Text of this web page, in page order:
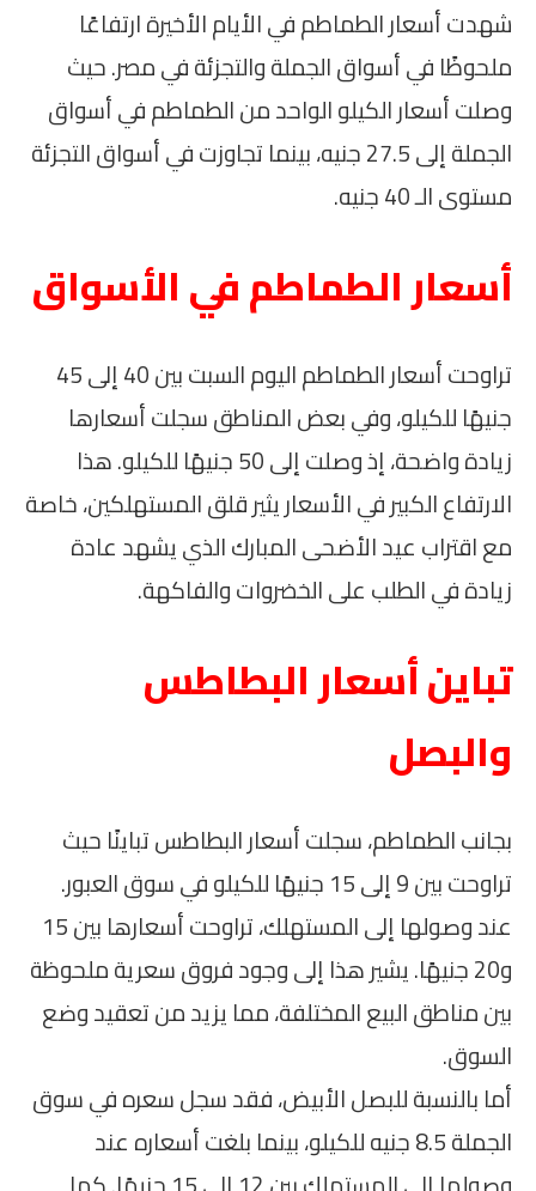
شهدت أسعار الطماطم في الأيام الأخيرة ارتفاعًا
ملحوظًا في أسواق الجملة والتجزئة في مصر. حيث
وصلت أسعار الكيلو الواحد من الطماطم في أسواق
الجملة إلى 27.5 جنيه، بينما تجاوزت في أسواق التجزئة
مستوى الـ 40 جنيه.
أسعار الطماطم في الأسواق
تراوحت أسعار الطماطم اليوم السبت بين 40 إلى 45
جنيهًا للكيلو، وفي بعض المناطق سجلت أسعارها
زيادة واضحة، إذ وصلت إلى 50 جنيهًا للكيلو. هذا
الارتفاع الكبير في الأسعار يثير قلق المستهلكين، خاصة
مع اقتراب عيد الأضحى المبارك الذي يشهد عادة
زيادة في الطلب على الخضروات والفاكهة.
تباين أسعار البطاطس
والبصل
بجانب الطماطم، سجلت أسعار البطاطس تباينًا حيث
تراوحت بين 9 إلى 15 جنيهًا للكيلو في سوق العبور.
عند وصولها إلى المستهلك، تراوحت أسعارها بين 15
و20 جنيهًا. يشير هذا إلى وجود فروق سعرية ملحوظة
بين مناطق البيع المختلفة، مما يزيد من تعقيد وضع
السوق.
أما بالنسبة للبصل الأبيض، فقد سجل سعره في سوق
الجملة 8.5 جنيه للكيلو، بينما بلغت أسعاره عند